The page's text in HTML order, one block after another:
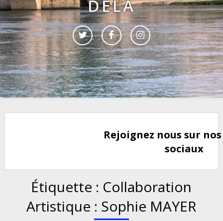
DELÀ
Rejoignez nous sur
sociaux
Étiquette : Collaboration
Artistique : Sophie MAYER